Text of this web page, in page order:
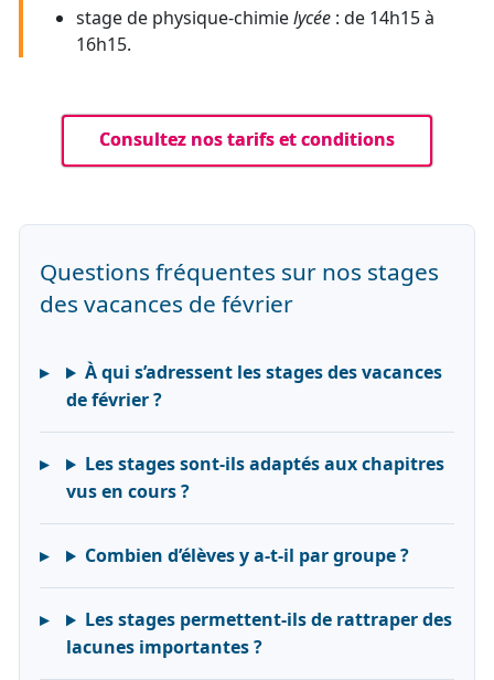
stage de physique-chimielycée : de 14h15 à
16h15.
Consultez nos tarifs et conditions
Questions fréquentes sur nos stages
des vacances de février
À qui s’adressent les stages des vacances
de février ?
Les stages sont-ils adaptés aux chapitres
vus en cours ?
Combien d’élèves y a-t-il par groupe ?
Les stages permettent-ils de rattraper des
lacunes importantes ?